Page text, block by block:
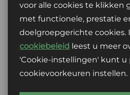
Rijden zonder zorgen
Private lease bij
BYD
voor alle cookies te klikken
met functionele, prestatie
doelgroepgerichte cookies.
cookiebeleid leest u meer
'Cookie-instellingen' kunt u
cookievoorkeuren instellen.